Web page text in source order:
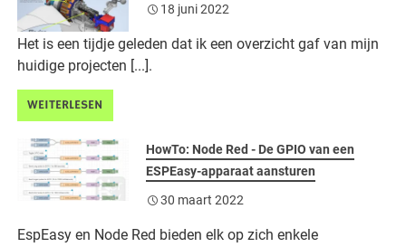
18 juni 2022
Het is een tijdje geleden dat ik een overzicht gaf van mijn
huidige projecten [...].
WEITERLESEN
HowTo: Node Red - De GPIO van een
ESPEasy-apparaat aansturen
30 maart 2022
EspEasy en Node Red bieden elk op zich enkele